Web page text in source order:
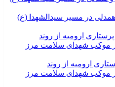
همدلی در مسیر سیدالشهدا (ع)
ارومیه از روند
موکب شهدای سلامت مرز